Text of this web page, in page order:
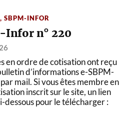
,SBPM-INFOR
Infor n° 220
en ordre de cotisation ont reçu
d’informations e-SBPM-
mail. Si vous êtes membre en
inscrit sur le site, un lien
dessous pour le télécharger :